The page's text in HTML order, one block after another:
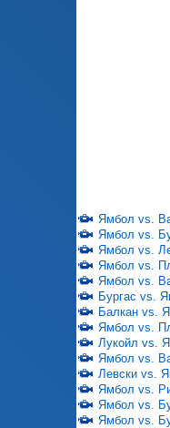
Ямбол vs.
Ямбол vs.
Ямбол vs.
Ямбол vs.
Ямбол vs.
Бургас vs.
Балкан vs.
Ямбол vs.
Лукойл vs.
Ямбол vs.
Левски vs.
Ямбол vs.
Ямбол vs.
Ямбол vs.